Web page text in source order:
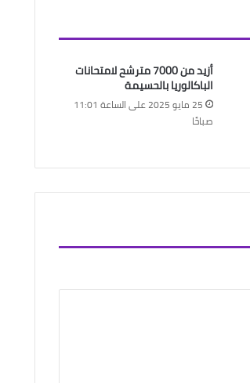
أزيد من 7000 مترشح لامتحانات
الباكالوريا بالحسيمة
25 مايو 2025 على الساعة 11:01
صباحًا